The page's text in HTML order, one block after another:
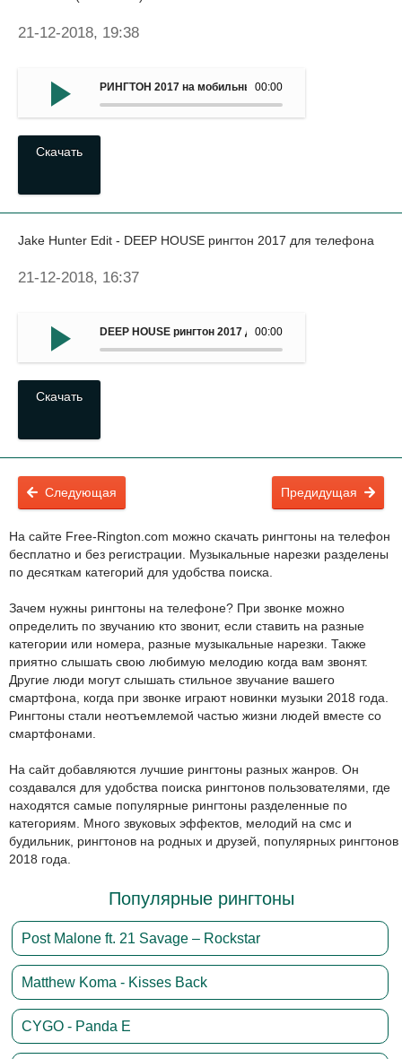
21-12-2018, 19:38
00:00
РИНГТОН 2017 на мобильный - Obsesion (December)
Скачать
Jake Hunter Edit - DEEP HOUSE рингтон 2017 для телефона
21-12-2018, 16:37
00:00
DEEP HOUSE рингтон 2017 для мобильныйа - Jake
Скачать
Предидущая
Следующая
На сайте Free-Rington.com можно скачать рингтоны на телефон
бесплатно и без регистрации. Музыкальные нарезки разделены
по десяткам категорий для удобства поиска.
Зачем нужны рингтоны на телефоне? При звонке можно
определить по звучанию кто звонит, если ставить на разные
категории или номера, разные музыкальные нарезки. Также
приятно слышать свою любимую мелодию когда вам звонят.
Другие люди могут слышать стильное звучание вашего
смартфона, когда при звонке играют новинки музыки 2018 года.
Рингтоны стали неотъемлемой частью жизни людей вместе со
смартфонами.
На сайт добавляются лучшие рингтоны разных жанров. Он
создавался для удобства поиска рингтонов пользователями, где
находятся самые популярные рингтоны разделенные по
категориям. Много звуковых эффектов, мелодий на смс и
будильник, рингтонов на родных и друзей, популярных рингтонов
2018 года.
Популярные рингтоны
Post Malone ft. 21 Savage – Rockstar
Matthew Koma - Kisses Back
CYGO - Panda E